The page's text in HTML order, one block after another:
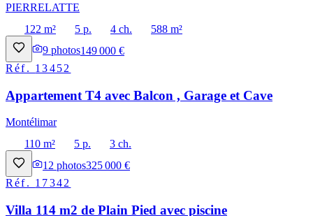
PIERRELATTE
122 m²
5 p. 4 ch.
588 m²
9 photos149 000 €
Réf. 13452
Appartement T4 avec Balcon , Garage et Cave
Montélimar
110 m²
5 p.
3 ch.
12 photos325 000 €
Réf. 17342
Villa 114 m2 de Plain Pied avec piscine